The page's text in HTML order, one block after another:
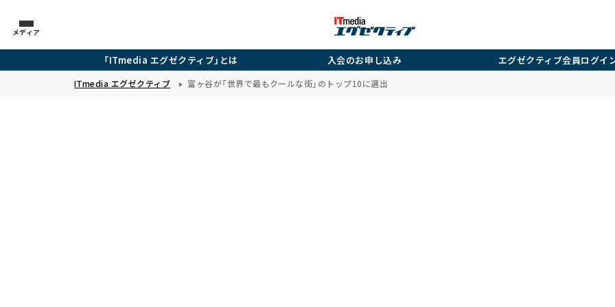
メディア
「ITmedia エグゼクティブ」とは 入会のお申し込み エグゼクティブ会員ログイ
ITmedia エグゼクティブ 富ヶ谷が「世界で最もクールな街」のトップ10に選出